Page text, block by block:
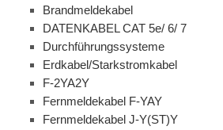
Brandmeldekabel
DATENKABEL CAT 5e/ 6/ 7
Durchführungssysteme
Erdkabel/Starkstromkabel
F-2YA2Y
Fernmeldekabel F-YAY
Fernmeldekabel J-Y(ST)Y